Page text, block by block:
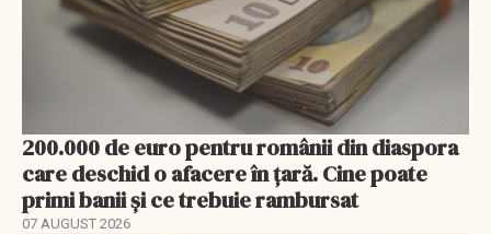
200.000 de euro pentru românii din diaspora
care deschid o afacere în țară. Cine poate
primi banii și ce trebuie rambursat
07 AUGUST 2026